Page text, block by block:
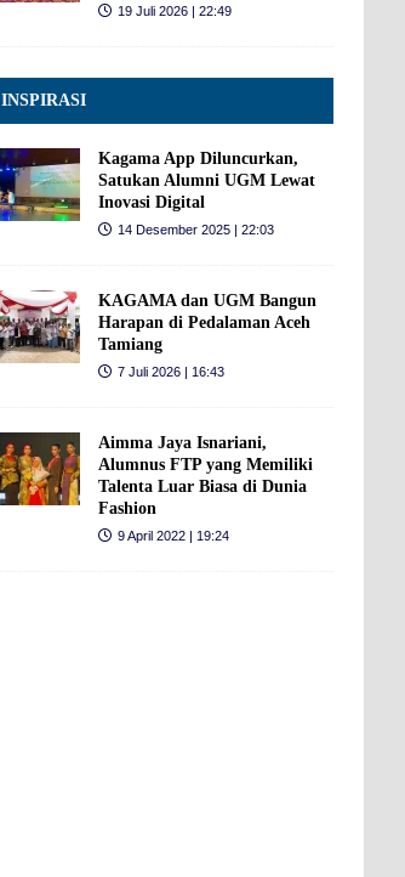
19 Juli 2026 | 22:49
INSPIRASI
Kagama App Diluncurkan,
Satukan Alumni UGM Lewat
Inovasi Digital
14 Desember 2025 | 22:03
KAGAMA dan UGM Bangun
Harapan di Pedalaman Aceh
Tamiang
7 Juli 2026 | 16:43
Aimma Jaya Isnariani,
Alumnus FTP yang Memiliki
Talenta Luar Biasa di Dunia
Fashion
9 April 2022 | 19:24